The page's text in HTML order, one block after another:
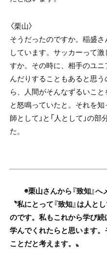
〈栗山〉
そうだったのですか。稲盛
しています。サッカーって
すか。その時に、相手のユ
んだりすることもあると思
ら、人間がそんなずるいこと
と怒鳴っていたと。それを知
師として」と「人として」の
た。
◉栗山さんから『致知』
〝私にとって『致知』は人
のです。私もこれから学び
学んでくれたらと思います
ことだと考えます。〟